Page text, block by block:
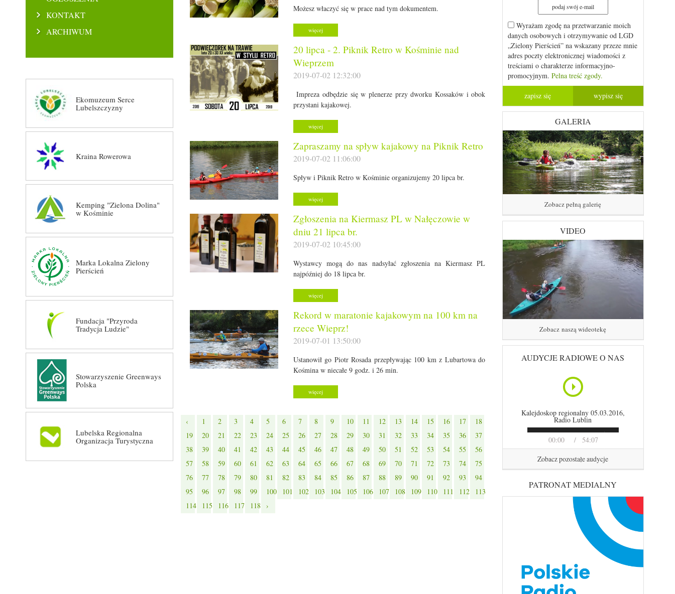
KONTAKT
ARCHIWUM
Ekomuzeum Serce
Lubelszczyzny
Kraina Rowerowa
Kemping "Zielona Dolina"
w Kośminie
Marka Lokalna Zielony
Pierścień
Fundacja "Przyroda
Tradycja Ludzie"
Stowarzyszenie Greenways
Polska
Lubelska Regionalna
Organizacja Turystyczna
Możesz właczyć się w prace nad tym dokumentem.
więcej
20 lipca - 2. Piknik Retro w Kośminie nad
Wieprzem
2019-07-02 12:32:00
Impreza odbędzie się w plenerze przy dworku Kossaków i obok
przystani kajakowej.
więcej
Zapraszamy na spływ kajakowy na Piknik Retro
2019-07-02 11:06:00
Spływ i Piknik Retro w Kośminie organizujemy 20 lipca br.
więcej
Zgłoszenia na Kiermasz PL w Nałęczowie w
dniu 21 lipca br.
2019-07-02 10:45:00
Wystawcy mogą do nas nadsyłać zgłoszenia na Kiermasz PL
najpóźniej do 18 lipca br.
więcej
Rekord w maratonie kajakowym na 100 km na
rzece Wieprz!
2019-07-01 13:50:00
Ustanowił go Piotr Rosada przepływając 100 km z Lubartowa do
Kośmina w niecałe 9 godz. i 26 min.
więcej
‹ 1 2 3 4 5 6 7 8 9 10 11 12 13 14 15 16 17
18
19
20 21 22 23 24 25 26 27 28 29 30 31 32 33 34 35 36
37
38
39 40 41 42 43 44 45 46 47 48 49 50 51 52 53 54 55
56
57
58 59 60 61 62 63 64 65 66 67 68 69 70 71 72 73 74
75
76
77 78 79 80 81 82 83 84 85 86 87 88 89 90 91 92 93
94
95
96 97 98 99 100 101 102 103 104 105 106 107 108 109 110 111 112
113
114
115 116 117 118 ›
Wyrażam zgodę na przetwarzanie moich
danych osobowych i otrzymywanie od LGD
„Zielony Pierścień” na wskazany przeze mnie
adres poczty elektronicznej wiadomości z
treściami o charakterze informacyjno-
promocyjnym. Pelna treść zgody.
GALERIA
Zobacz pełną galerię
VIDEO
Zobacz naszą wideotekę
AUDYCJE RADIOWE O NAS
00:00 54:07
Kalejdoskop regionalny 05.03.2016,
Radio Lublin
Zobacz pozostałe audycje
PATRONAT MEDIALNY